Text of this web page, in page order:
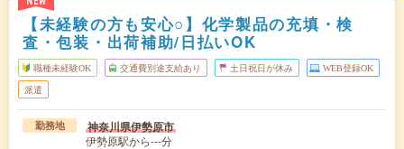
【未経験の方も安心○】化学製品の充填・検
査・包装・出荷補助/日払いOK
職種未経験OK 交通費別途支給あり 土日祝日が休み WEB登録OK
派遣
勤務地 神奈川県伊勢原市
伊勢原駅から---分